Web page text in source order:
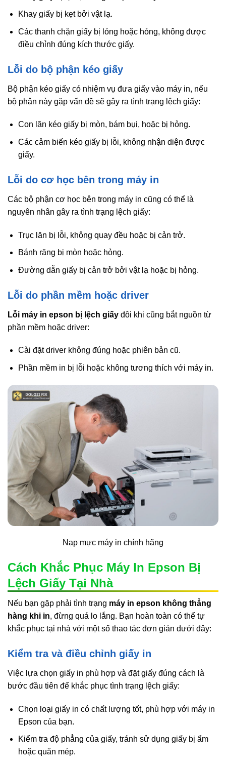
Khay giấy bị kẹt bởi vật lạ.
Các thanh chặn giấy bị lỏng hoặc hỏng, không được
điều chỉnh đúng kích thước giấy.
Lỗi do bộ phận kéo giấy
Bộ phận kéo giấy có nhiệm vụ đưa giấy vào máy in, nếu
bộ phận này gặp vấn đề sẽ gây ra tình trạng lệch giấy:
Con lăn kéo giấy bị mòn, bám bụi, hoặc bị hỏng.
Các cảm biến kéo giấy bị lỗi, không nhận diện được
giấy.
Lỗi do cơ học bên trong máy in
Các bộ phận cơ học bên trong máy in cũng có thể là
nguyên nhân gây ra tình trạng lệch giấy:
Trục lăn bị lỗi, không quay đều hoặc bị cản trở.
Bánh răng bị mòn hoặc hỏng.
Đường dẫn giấy bị cản trở bởi vật lạ hoặc bị hỏng.
Lỗi do phần mềm hoặc driver
Lỗi máy in epson bị lệch giấy đôi khi cũng bắt nguồn từ
phần mềm hoặc driver:
Cài đặt driver không đúng hoặc phiên bản cũ.
Phần mềm in bị lỗi hoặc không tương thích với máy in.
Nạp mực máy in chính hãng
Cách Khắc Phục Máy In Epson Bị
Lệch Giấy Tại Nhà
Nếu bạn gặp phải tình trạng máy in epson không thẳng
hàng khi in, đừng quá lo lắng. Bạn hoàn toàn có thể tự
khắc phục tại nhà với một số thao tác đơn giản dưới đây:
Kiểm tra và điều chỉnh giấy in
Việc lựa chọn giấy in phù hợp và đặt giấy đúng cách là
bước đầu tiên để khắc phục tình trạng lệch giấy:
Chọn loại giấy in có chất lượng tốt, phù hợp với máy in
Epson của bạn.
Kiểm tra độ phẳng của giấy, tránh sử dụng giấy bị ẩm
hoặc quăn mép.